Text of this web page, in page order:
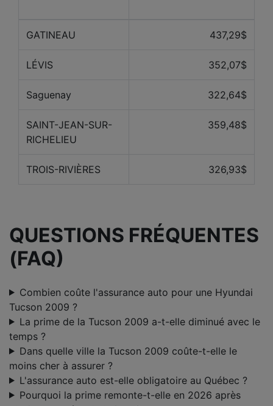
GATINEAU 437,29$
LÉVIS 352,07$
Saguenay 322,64$
SAINT-JEAN-SUR-
RICHELIEU
359,48$
TROIS-RIVIÈRES 326,93$
QUESTIONS FRÉQUENTES
(FAQ)
Combien coûte l'assurance auto pour une Hyundai
Tucson 2009 ?
La prime de la Tucson 2009 a-t-elle diminué avec le
temps ?
Dans quelle ville la Tucson 2009 coûte-t-elle le
moins cher à assurer ?
L'assurance auto est-elle obligatoire au Québec ?
Pourquoi la prime remonte-t-elle en 2026 après